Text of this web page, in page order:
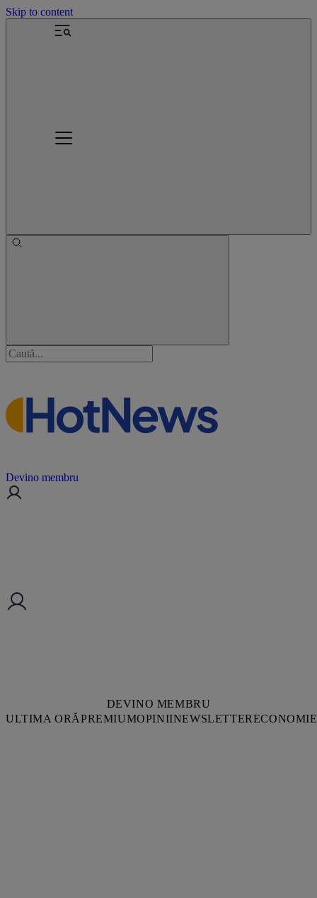
Skip to content
Devino membru
DEVINO MEMBRU
ULTIMA ORĂPREMIUMOPINIINEWSLETTERECONOMIE